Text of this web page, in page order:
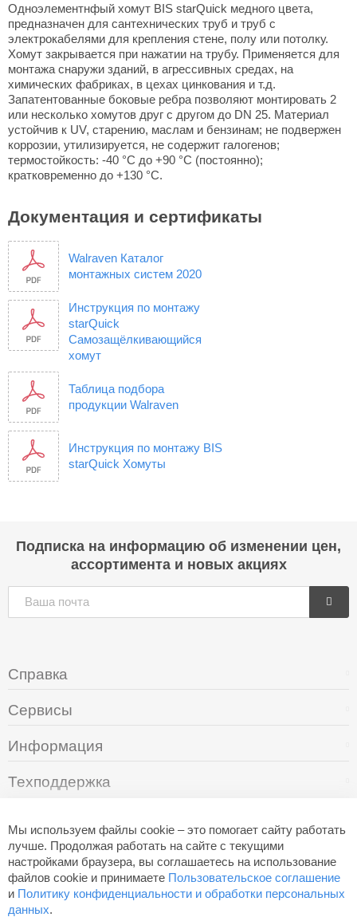
Одноэлементнфый хомут BIS starQuick медного цвета,
предназначен для сантехнических труб и труб с
электрокабелями для крепления стене, полу или потолку.
Хомут закрывается при нажатии на трубу. Применяется для
монтажа снаружи зданий, в агрессивных средах, на
химических фабриках, в цехах цинкования и т.д.
Запатентованные боковые ребра позволяют монтировать 2
или несколько хомутов друг с другом до DN 25. Материал
устойчив к UV, старению, маслам и бензинам; не подвержен
коррозии, утилизируется, не содержит галогенов;
термостойкость: -40 °C до +90 °C (постоянно);
кратковременно до +130 °C.
Документация и сертификаты
Walraven Каталог
монтажных систем 2020
Инструкция по монтажу
starQuick
Самозащёлкивающийся
хомут
Таблица подбора
продукции Walraven
Инструкция по монтажу BIS
starQuick Хомуты
Мы используем файлы cookie – это помогает сайту работать
лучше. Продолжая работать на сайте с текущими
настройками браузера, вы соглашаетесь на использование
файлов cookie и принимаете Пользовательское соглашение
и Политику конфиденциальности и обработки персональных
данных.
Подписка на информацию об изменении цен,
ассортимента и новых акциях
Справка
Сервисы
Информация
Техподдержка
+7 (495) 249-05-94